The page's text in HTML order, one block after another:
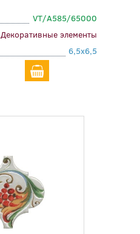
VT/A585/65000
Декоративные элементы
6,5x6,5